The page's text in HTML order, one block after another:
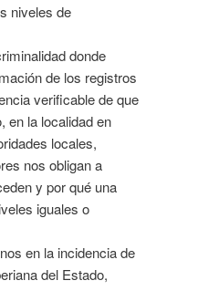
niveles de
donde
de los registros
verificable de que
en la localidad en
locales,
nos obligan a
y por qué una
iguales o
en la incidencia de
del Estado,